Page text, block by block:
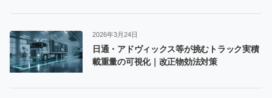
2026年3月24日
日通・アドヴィックス等が挑むトラック実積
載重量の可視化｜改正物効法対策